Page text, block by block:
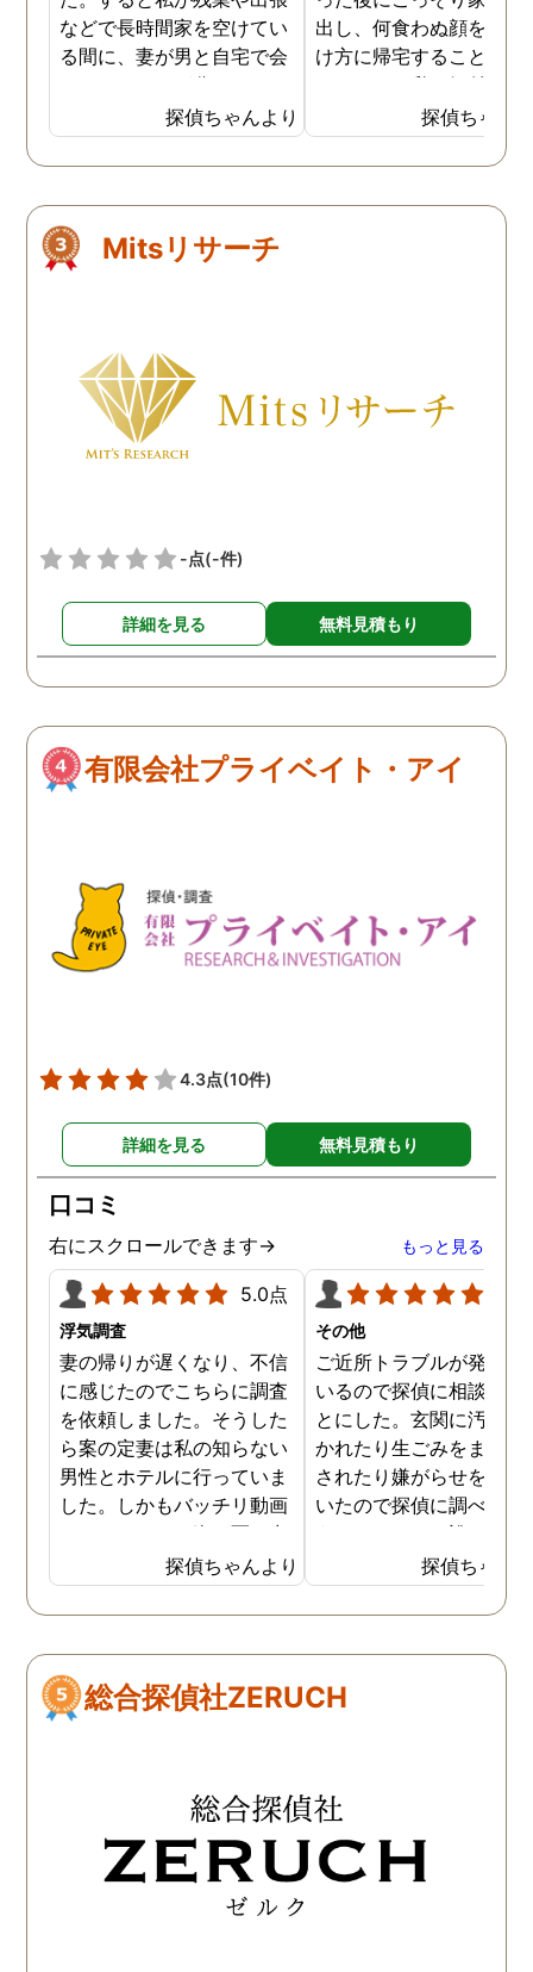
などで長時間家を空けてい
る間に、妻が男と自宅で会
っていることが分かりまし
た。ある程度予想はしてい
たことでしたので、次に探
偵に調査を依頼し決定的瞬
うことにしました。今回の
調査では私が盗聴器で録音
偵から証拠写真を受け取
り、今は法的処置を視野に
入れながら離婚の準備を進
めています。
探偵ちゃんより
出し、何食わぬ顔をして
け方に帰宅することがあ
たのです。私は気付かな
フリをしていましたが、
偵に調査を依頼したこと
夫の行動の全貌が明らか
を付けた結果、何と夫は
探偵ちゃん
Mitsリサーチ
-点(-件)
詳細を見る 無料見積もり
有限会社プライベイト・アイ
4.3点(10件)
詳細を見る 無料見積もり
口コミ
右にスクロールできます→ もっと見る
5.0点
浮気調査
妻の帰りが遅くなり、不信
に感じたのでこちらに調査
を依頼しました。そうした
ら案の定妻は私の知らない
男性とホテルに行っていま
した。しかもバッチリ動画
でキスしている姿が写し出
されていました。本当にシ
ョックでしたが、これでス
ッキリしました。裁判では
士と一緒に戦っていこうと
思います。探偵に支払った
れからもサポートしていき
ますから。」と言う探偵か
らの言葉には本当に励まさ
れました。これからも弁護
士同様にサポートをお願い
探偵ちゃんより
その他
ご近所トラブルが発生し
いるので探偵に相談する
とにした。玄関に汚物を
かれたり生ごみをまき散
されたり嫌がらせを受け
いたので探偵に調べても
うことにした。誰がやっ
いるのか何が原因なのか
べてもらうと隣の奥さん
った。痴呆症が進み被害
だ。普段は普通なのに夜
なるとおかしくなってそ
探偵ちゃん
総合探偵社ZERUCH